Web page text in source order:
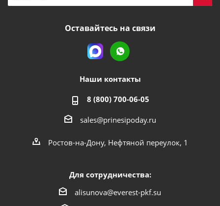
Оставайтесь на связи
Наши контакты
8 (800) 700-06-05
sales@prinesipoday.ru
Ростов-на-Дону, Нефтяной переулок, 1
Для сотрудничества:
alisunova@everest-pkf.su